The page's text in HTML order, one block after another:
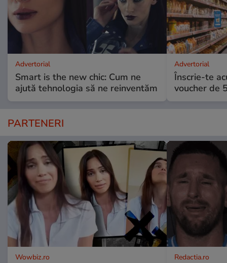
Advertorial
Smart is the new chic: Cum ne
ajută tehnologia să ne reinventăm
Advertorial
Înscrie-te
voucher de
PARTENERI
Wowbiz.ro Redactia.ro